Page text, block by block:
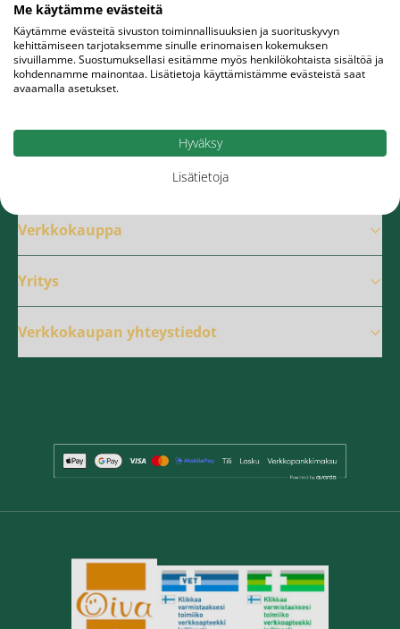
Sähköpostiosoite
Tilaa
Verkkokauppa
Yritys
Verkkokaupan yhteystiedot
Me käytämme evästeitä
Käytämme evästeitä sivuston toiminnallisuuksien ja suorituskyvyn
kehittämiseen tarjotaksemme sinulle erinomaisen kokemuksen
sivuillamme. Suostumuksellasi esitämme myös henkilökohtaista sisältöä ja
kohdennamme mainontaa. Lisätietoja käyttämistämme evästeistä saat
avaamalla asetukset.
Hyväksy
Lisätietoja